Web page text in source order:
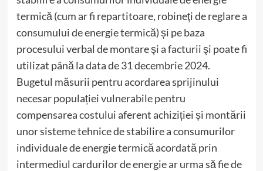
termică (cum ar fi repartitoare, robineţi de reglare a
consumului de energie termică) și pe baza
procesului verbal de montare şi a facturii şi poate fi
utilizat până la data de 31 decembrie 2024.
Bugetul măsurii pentru acordarea sprijinului
necesar populației vulnerabile pentru
compensarea costului aferent achiziției și montării
unor sisteme tehnice de stabilire a consumurilor
individuale de energie termică acordată prin
intermediul cardurilor de energie ar urma să fie de